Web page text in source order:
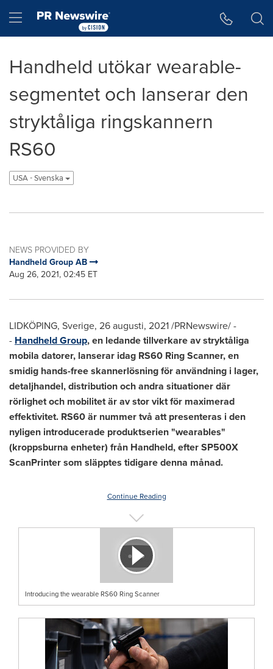
Hamburger menu
Handheld utökar wearable-
segmentet och lanserar den
stryktåliga ringskannern
RS60
USA - Svenska
NEWS PROVIDED BY
Handheld Group AB
Aug 26, 2021, 02:45 ET
LIDKÖPING, Sverige, 26 augusti, 2021 /PRNewswire/ -
- Handheld Group, en ledande tillverkare av stryktåliga
mobila datorer, lanserar idag RS60 Ring Scanner, en
smidig hands-free skannerlösning för användning i lager,
detaljhandel, distribution och andra situationer där
rörlighet och mobilitet är av stor vikt för maximerad
effektivitet. RS60 är nummer två att presenteras i den
nyligen introducerade produktserien "wearables"
(kroppsburna enheter) från Handheld, efter SP500X
ScanPrinter som släpptes tidigare denna månad.
Continue Reading
Introducing the wearable RS60 Ring Scanner